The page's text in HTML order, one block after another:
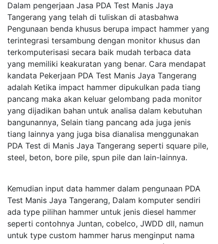
Dalam pengerjaan Jasa PDA Test Manis Jaya
Tangerang yang telah di tuliskan di atasbahwa
Pengunaan benda khusus berupa impact hammer yang
terintegrasi tersambung dengan monitor khusus dan
terkomputerisasi secara baik mudah terbaca data
yang memiliki keakuratan yang benar. Cara mendapat
kandata Pekerjaan PDA Test Manis Jaya Tangerang
adalah Ketika impact hammer dipukulkan pada tiang
pancang maka akan keluar gelombang pada monitor
yang dijadikan bahan untuk analisa dalam kebutuhan
bangunannya, Selain tiang pancang ada juga jenis
tiang lainnya yang juga bisa dianalisa menggunakan
PDA Test di Manis Jaya Tangerang seperti square pile,
steel, beton, bore pile, spun pile dan lain-lainnya.
Kemudian input data hammer dalam pengunaan PDA
Test Manis Jaya Tangerang, Dalam komputer sendiri
ada type pilihan hammer untuk jenis diesel hammer
seperti contohnya Juntan, cobelco, JWDD dll, namun
untuk type custom hammer harus menginput nama